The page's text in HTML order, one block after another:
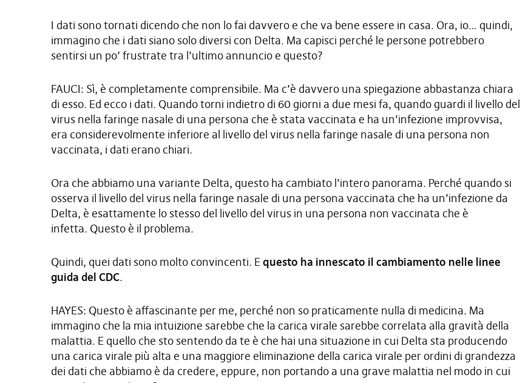
I dati sono tornati dicendo che non lo fai davvero e che va bene essere in casa. Ora, io… quindi,
immagino che i dati siano solo diversi con Delta. Ma capisci perché le persone potrebbero
sentirsi un po’ frustrate tra l’ultimo annuncio e questo?
FAUCI: Sì, è completamente comprensibile. Ma c’è davvero una spiegazione abbastanza chiara
di esso. Ed ecco i dati. Quando torni indietro di 60 giorni a due mesi fa, quando guardi il livello del
virus nella faringe nasale di una persona che è stata vaccinata e ha un’infezione improvvisa,
era considerevolmente inferiore al livello del virus nella faringe nasale di una persona non
vaccinata, i dati erano chiari.
Ora che abbiamo una variante Delta, questo ha cambiato l’intero panorama. Perché quando si
osserva il livello del virus nella faringe nasale di una persona vaccinata che ha un’infezione da
Delta, è esattamente lo stesso del livello del virus in una persona non vaccinata che è
infetta. Questo è il problema.
Quindi, quei dati sono molto convincenti. Equesto ha innescato il cambiamento nelle linee
guida del CDC.
HAYES: Questo è affascinante per me, perché non so praticamente nulla di medicina. Ma
immagino che la mia intuizione sarebbe che la carica virale sarebbe correlata alla gravità della
malattia. E quello che sto sentendo da te è che hai una situazione in cui Delta sta producendo
una carica virale più alta e una maggiore eliminazione della carica virale per ordini di grandezza
dei dati che abbiamo è da credere, eppure, non portando a una grave malattia nel modo in cui